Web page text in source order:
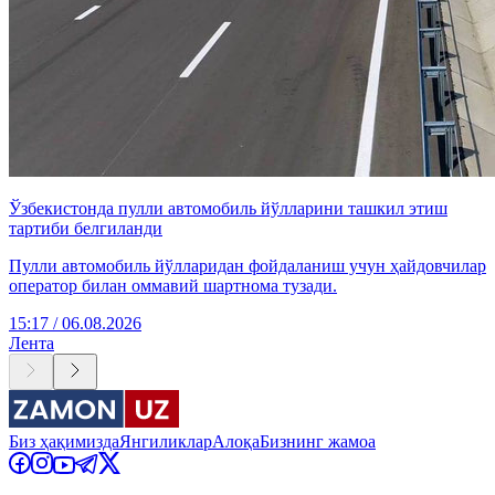
Ўзбекистонда пулли автомобиль йўлларини ташкил этиш
тартиби белгиланди
Пулли автомобиль йўлларидан фойдаланиш учун ҳайдовчилар
оператор билан оммавий шартнома тузади.
15:17 / 06.08.2026
Лента
Биз ҳақимиздаЯнгиликларАлоқаБизнинг жамоа